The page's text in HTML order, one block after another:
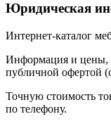
Юридическая
Интернет-каталог
Информация и цены,
публичной офертой
Точную стоимость
по телефону.